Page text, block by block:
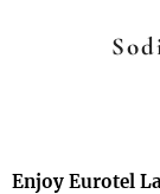
5
Enjoy Eurotel